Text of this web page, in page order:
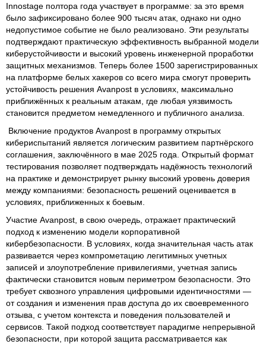
Innostage полтора года участвует в программе: за это время
было зафиксировано более 900 тысяч атак, однако ни одно
недопустимое событие не было реализовано. Эти результаты
подтверждают практическую эффективность выбранной модели
киберустойчивости и высокий уровень инженерной проработки
защитных механизмов. Теперь более 1500 зарегистрированных
на платформе белых хакеров со всего мира смогут проверить
устойчивость решения Avanpost в условиях, максимально
приближённых к реальным атакам, где любая уязвимость
становится предметом немедленного и публичного анализа.
Включение продуктов Avanpost в программу открытых
кибериспытаний является логическим развитием партнёрского
соглашения, заключённого в мае 2025 года. Открытый формат
тестирования позволяет подтверждать надёжность технологий
на практике и демонстрирует рынку высокий уровень доверия
между компаниями: безопасность решений оценивается в
условиях, приближенных к боевым.
Участие Avanpost, в свою очередь, отражает практический
подход к изменению модели корпоративной
кибербезопасности. В условиях, когда значительная часть атак
развивается через компрометацию легитимных учетных
записей и злоупотребление привилегиями, учетная запись
фактически становится новым периметром безопасности. Это
требует сквозного управления цифровыми идентичностями —
от создания и изменения прав доступа до их своевременного
отзыва, с учетом контекста и поведения пользователей и
сервисов. Такой подход соответствует парадигме непрерывной
безопасности, при которой защита рассматривается как